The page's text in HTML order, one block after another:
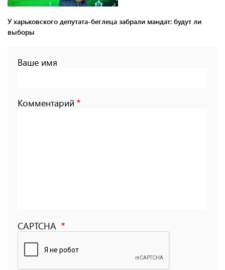
У харьковского депутата-беглеца забрали мандат: будут ли
выборы
Ваше имя
Комментарий
CAPTCHA